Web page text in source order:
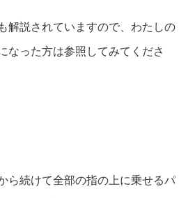
解説されていますので、わたしの
なった方は参照してみてくださ
ら続けて全部の指の上に乗せるパ